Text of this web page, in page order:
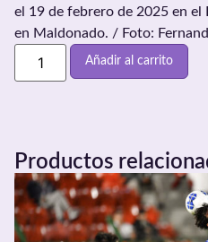
el 19 de febrero de 2025 en el
en Maldonado. / Foto:
Añadir al carrito
Productos